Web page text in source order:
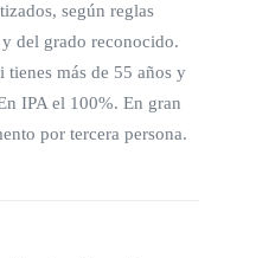
según reglas
del grado reconocido.
más de 55 años y
IPA el 100%. En gran
por tercera persona.